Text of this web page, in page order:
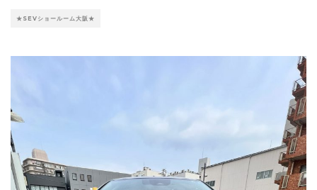
★SEVショールーム大阪★